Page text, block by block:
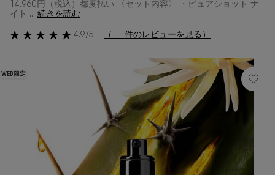
14,960円（税込）都度払い 〈セット内容〉 ・ピュアショット ナ
イト ... 続きを読む
4.9/5 （11 件のレビューを見る）
WEB限定